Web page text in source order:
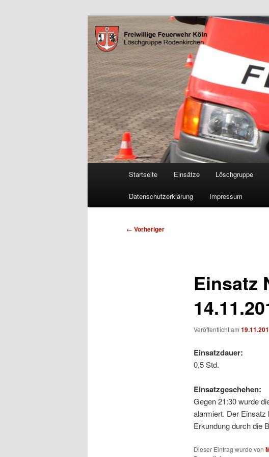
FF Köln, LG RD
Freiwillige Feuerwehr Köln, Löschgruppe
Startseite Einsätze Löschgruppe
Datenschutzerklärung Impressum
Beitragsnavigation
← Vorheriger
Einsatz
Veröffentlicht am
Einsatzdauer:
0,5 Std.
Einsatzgeschehen:
Gegen 21:30 wurde
alarmiert. Der Einsatz
Erkundung durch die
Dieser Eintrag wurde von